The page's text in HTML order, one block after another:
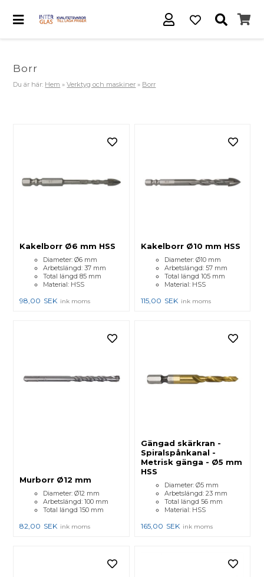
Borr
Du är här: Hem »Verktyg och maskiner » Borr
Kakelborr Ø6 mm HSS
Diameter: Ø6 mm
Arbetslängd: 37 mm
Total längd 85 mm
Material: HSS
98,00 SEK ink moms
Kakelborr Ø10 mm HSS
Diameter: Ø10 mm
Arbetslängd: 57 mm
Total längd 105 mm
Material: HSS
115,00 SEK ink moms
Murborr Ø12 mm
Diameter: Ø12 mm
Arbetslängd: 100 mm
Total längd 150 mm
82,00 SEK ink moms
Gängad skärkran -
Spiralspånkanal -
Metrisk gänga - Ø5 mm
HSS
Diameter: Ø5 mm
Arbetslängd: 23 mm
Total längd 56 mm
Material: HSS
165,00 SEK ink moms